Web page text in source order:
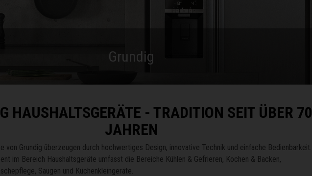
Grundig
HAUSHALTSGERÄTE - TRADITION SEIT ÜBER 70
JAHREN
von Grundig überzeugen durch hochwertiges Design, innovative Technik und einfache Bedienbarkeit.
im Bereich Haushaltsgeräte umfasst die Bereiche Kühlen & Gefrieren, Kochen & Backen,
Saugen und Küchenkleingeräte.